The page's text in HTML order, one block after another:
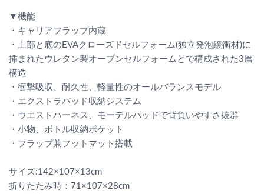
▼機能
・キャリアフラップ内蔵
・上部と底のEVAクローズドセルフォーム(独立発泡緩衝材)に
挿まれたウレタン製オープンセルフォームとで構成された3層
構造
・衝撃吸収、耐久性、軽量性のオールバランスモデル
・エクストラパッド収納システム
・ウエストハーネス、モーテルパッドで背負いやすさ抜群
・小物、ボトル収納ポケット
・フラップ兼フットマット搭載
サイズ:142×107×13cm
折りたたみ時：71×107×28cm